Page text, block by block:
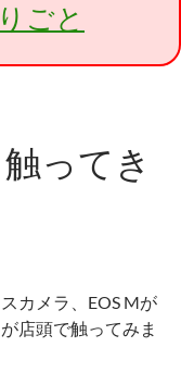
ごと
ってき
カメラ、EOS Mが
店頭で触ってみま